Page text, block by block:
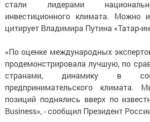
стали лидерами
инвестиционного климата. Можно
цитирует Владимира Путина «Татар-
«По оценке международных
продемонстрировала лучшую, по
странами, динамику в
предпринимательского
позиций поднялись вверх по
Business», - сообщил Президент